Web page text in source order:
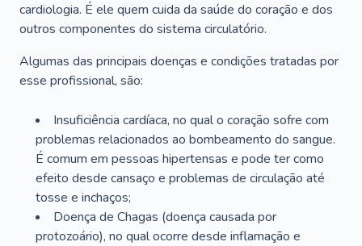
cardiologia. É ele quem cuida da saúde do coração e dos
outros componentes do sistema circulatório.
Algumas das principais doenças e condições tratadas por
esse profissional, são:
Insuficiência cardíaca, no qual o coração sofre com
problemas relacionados ao bombeamento do sangue.
É comum em pessoas hipertensas e pode ter como
efeito desde cansaço e problemas de circulação até
tosse e inchaços;
Doença de Chagas (doença causada por
protozoário), no qual ocorre desde inflamação e